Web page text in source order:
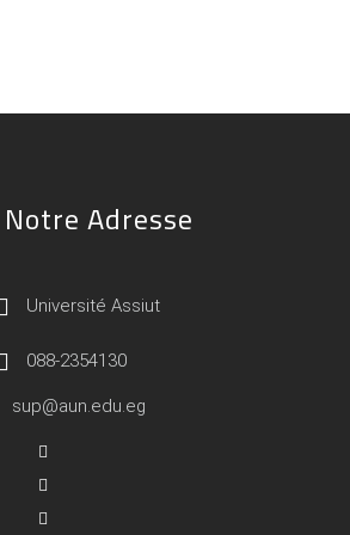
Notre Adresse
Université Assiut
088-2354130
sup@aun.edu.eg